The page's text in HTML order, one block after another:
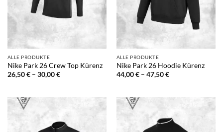
ALLE PRODUKTE
Nike Park 26 Crew Top Kürenz
26,50€ – 30,00€Preisspanne:
ALLE PRODUKTE
Nike Park 26 Hoodie Kürenz
44,00€ – 47,50€Preisspanne: